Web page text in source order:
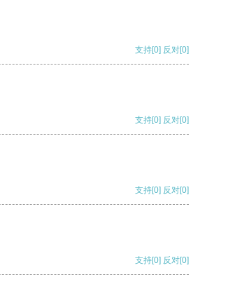
支持[0] 反对[0]
支持[0] 反对[0]
支持[0] 反对[0]
支持[0] 反对[0]